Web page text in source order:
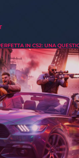
IN CS2: UNA